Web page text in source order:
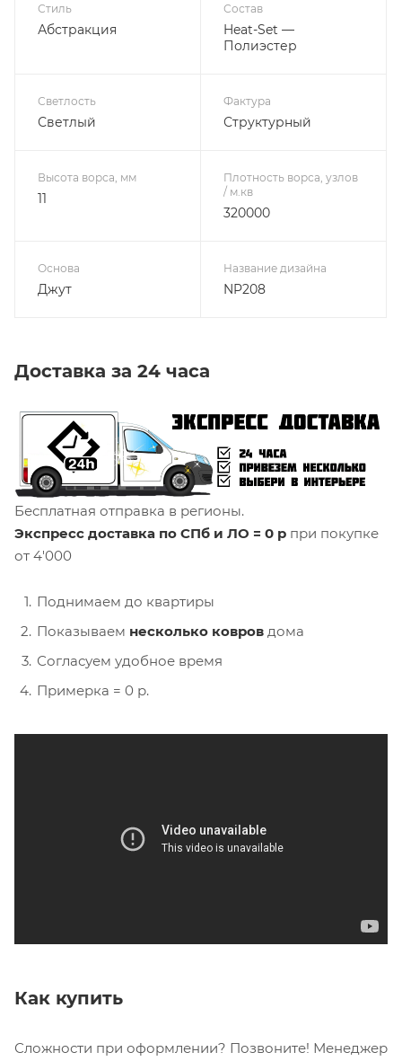
Стиль
Абстракция
Состав
Heat-Set —
Полиэстер
Светлость
Светлый
Фактура
Структурный
Высота ворса, мм
11
Плотность ворса, узлов
/ м.кв
320000
Основа
Джут
Название дизайна
NP208
Доставка за 24 часа
Бесплатная отправка в регионы.
Экспресс доставка по СПб и ЛО = 0 р при покупке
от 4'000
Поднимаем до квартиры
Показываем несколько ковров дома
Согласуем удобное время
Примерка = 0 р.
Как купить
Сложности при оформлении? Позвоните! Менеджер